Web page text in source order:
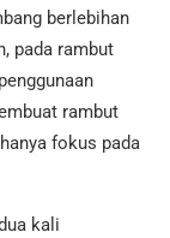
berlebihan
pada rambut
rambut
fokus pada
kali